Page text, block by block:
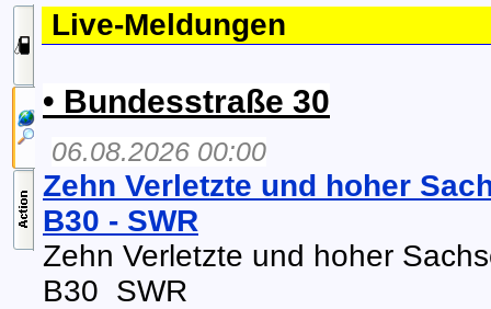
Live-Meldungen
• Bundesstraße 30
06.08.2026 00:00
Zehn Verletzte und hoher
B30 - SWR
Zehn Verletzte und hoher
B30 SWR